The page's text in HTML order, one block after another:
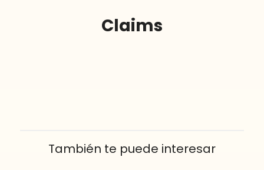
Claims
También te puede interesar